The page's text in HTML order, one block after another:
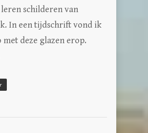
schilderen van
In een tijdschrift vond ik
met deze glazen erop.